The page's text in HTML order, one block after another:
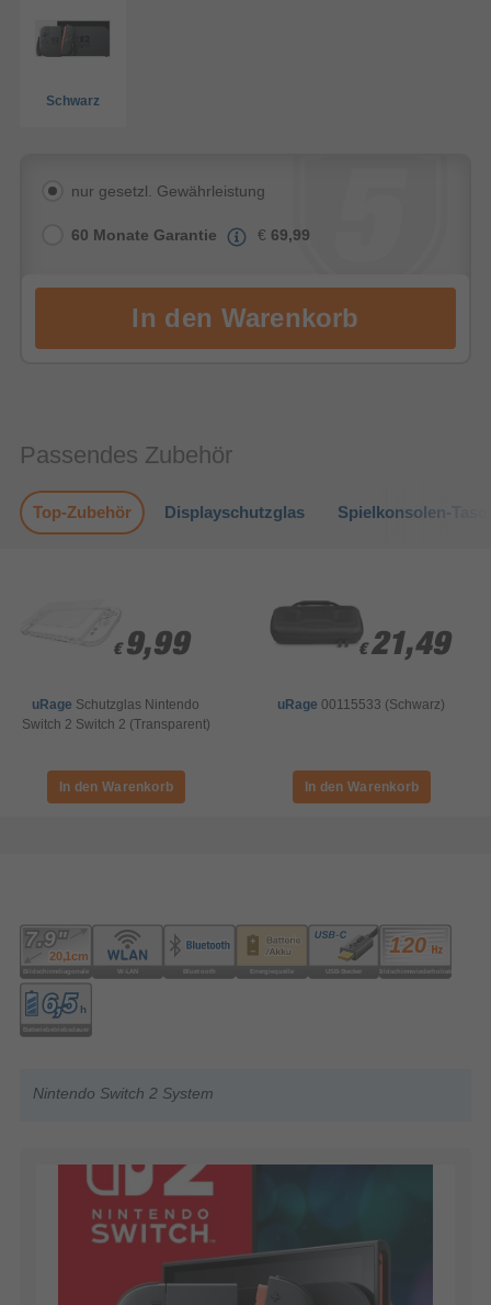
Schwarz
nur gesetzl. Gewährleistung
60 Monate Garantie € 69,99
Passendes Zubehör
Top-Zubehör Displayschutzglas Spielkonsolen-
€ 9,99
€ 9,99
uRage Schutzglas Nintendo
Switch 2 Switch 2 (Transparent)
€ 21,49
€ 21,49
uRage00115533 (Schwarz)
Nintendo Switch 2 System